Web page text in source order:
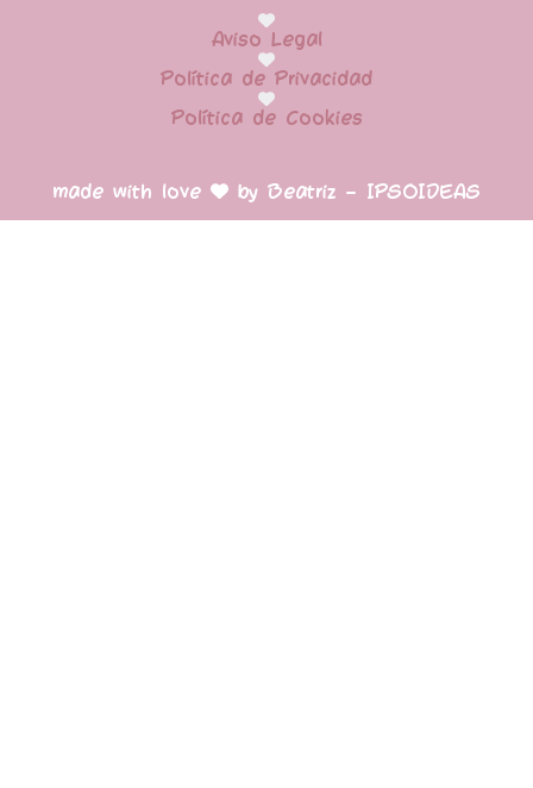
made with love by Beatriz – IPSOIDEAS
Aviso Legal
Política de Privacidad
Política de Cookies